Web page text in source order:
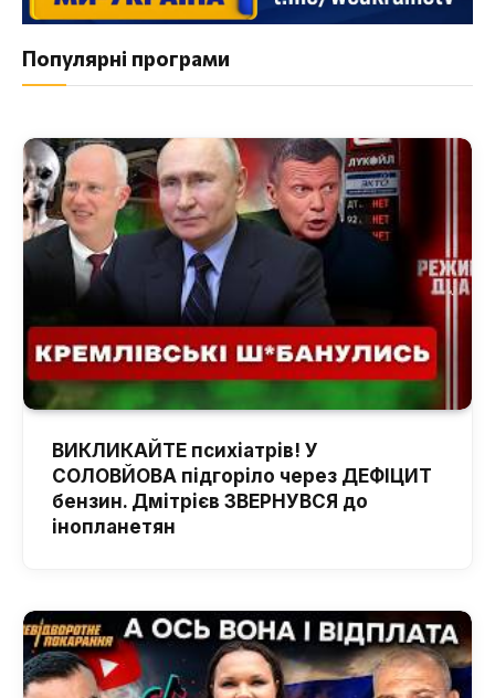
Популярні програми
ВИКЛИКАЙТЕ психіатрів! У
СОЛОВЙОВА підгоріло через ДЕФІЦИТ
бензин. Дмітрієв ЗВЕРНУВСЯ до
інопланетян